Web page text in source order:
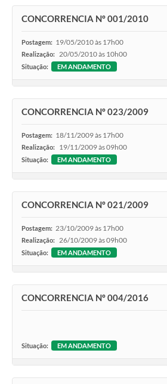
CONCORRENCIA Nº 001/2010
Postagem: 19/05/2010 às 17h00
Realização: 20/05/2010 às 10h00
Situação: EM ANDAMENTO
CONCORRENCIA Nº 023/2009
Postagem: 18/11/2009 às 17h00
Realização: 19/11/2009 às 09h00
Situação: EM ANDAMENTO
CONCORRENCIA Nº 021/2009
Postagem: 23/10/2009 às 17h00
Realização: 26/10/2009 às 09h00
Situação: EM ANDAMENTO
CONCORRENCIA Nº 004/2016
Situação: EM ANDAMENTO